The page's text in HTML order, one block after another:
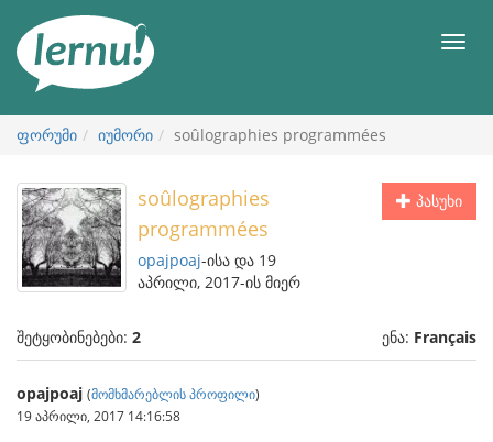
ნახვა
მენიუ
ფორუმი იუმორი soûlographies programmées
პასუხი
soûlographies
programmées
opajpoaj-ისა და 19
აპრილი, 2017-ის მიერ
შეტყობინებები: 2 ენა: Français
opajpoaj (მომხმარებლის პროფილი)
19 აპრილი, 2017 14:16:58